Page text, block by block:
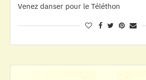
Venez danser pour le Téléthon